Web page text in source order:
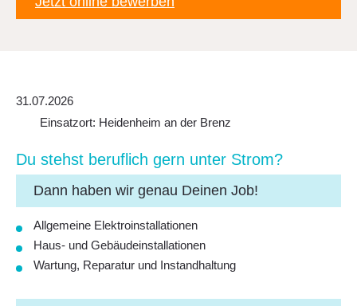
31.07.2026
Einsatzort: Heidenheim an der Brenz
Du stehst beruf­lich gern unter Strom?
Dann haben wir genau Deinen Job!
Allgemeine Elektroinstallationen
Haus- und Gebäudeinstallationen
Wartung, Reparatur und Instandhaltung